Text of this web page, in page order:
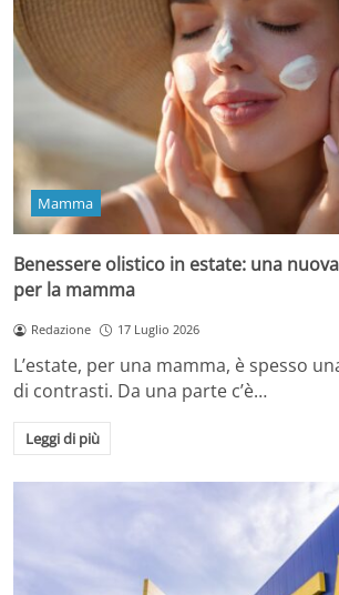
Mamma
Benessere olistico in estate: una
per la mamma
Redazione 17 Luglio 2026
L’estate, per una mamma, è spesso
di contrasti. Da una parte c’è…
Leggi di più